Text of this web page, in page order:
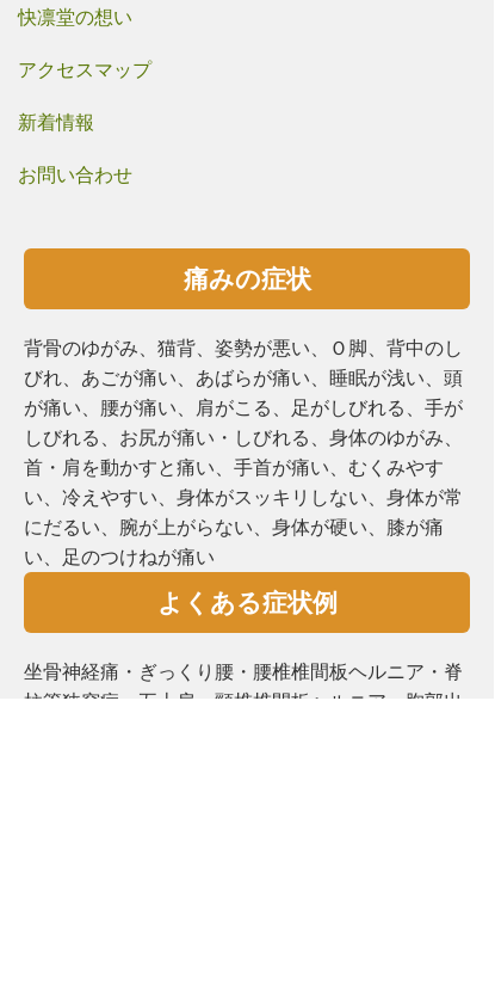
快凛堂の想い
アクセスマップ
新着情報
お問い合わせ
痛みの症状
背骨のゆがみ、猫背、姿勢が悪い、Ｏ脚、背中のし
びれ、あごが痛い、あばらが痛い、睡眠が浅い、頭
が痛い、腰が痛い、肩がこる、⾜がしびれる、手が
しびれる、お尻が痛い・しびれる、⾝体のゆがみ、
首・肩を動かすと痛い、手首が痛い、むくみやす
い、冷えやすい、⾝体がスッキリしない、⾝体が常
にだるい、腕が上がらない、⾝体が硬い、膝が痛
い、⾜のつけねが痛い
よくある症状例
坐骨神経痛・ぎっくり腰・腰椎椎間板ヘルニア・脊
柱管狭窄症・五十肩・頸椎椎間板ヘルニア・胸郭出